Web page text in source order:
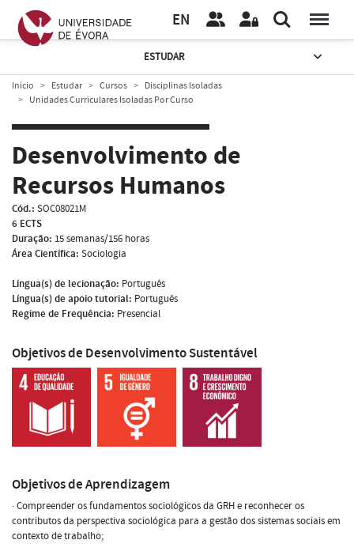
EN
ESTUDAR
Início Estudar Cursos
Disciplinas Isoladas
Unidades Curriculares Isoladas Por Curso
Desenvolvimento de
Recursos Humanos
Cód.: SOC08021M
6 ECTS
Duração: 15 semanas/156 horas
Área Científica: Sociologia
Língua(s) de lecionação: Português
Língua(s) de apoio tutorial: Português
Regime de Frequência: Presencial
Objetivos de Desenvolvimento Sustentável
Objetivos de Aprendizagem
· Compreender os fundamentos sociológicos da GRH e reconhecer os
contributos da perspectiva sociológica para a gestão dos sistemas sociais em
contexto de trabalho;